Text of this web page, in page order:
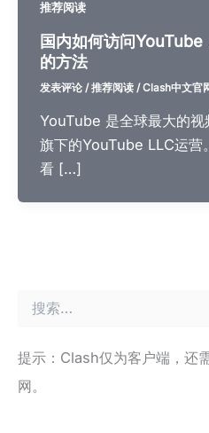
推荐阅读
国内如何访问YouTube
的方法
发表评论 /推荐阅读/Clash中文官
YouTube 是全球最大的
旗下的YouTube LLC运营
看 […]
提示：Clash仅为客户端，还
网。